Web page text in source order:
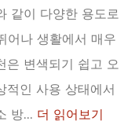
같이 다양한 용도로
어나 생활에서 매우
은 변색되기 쉽고 오
적인 사용 상태에서
방... 더 읽어보기